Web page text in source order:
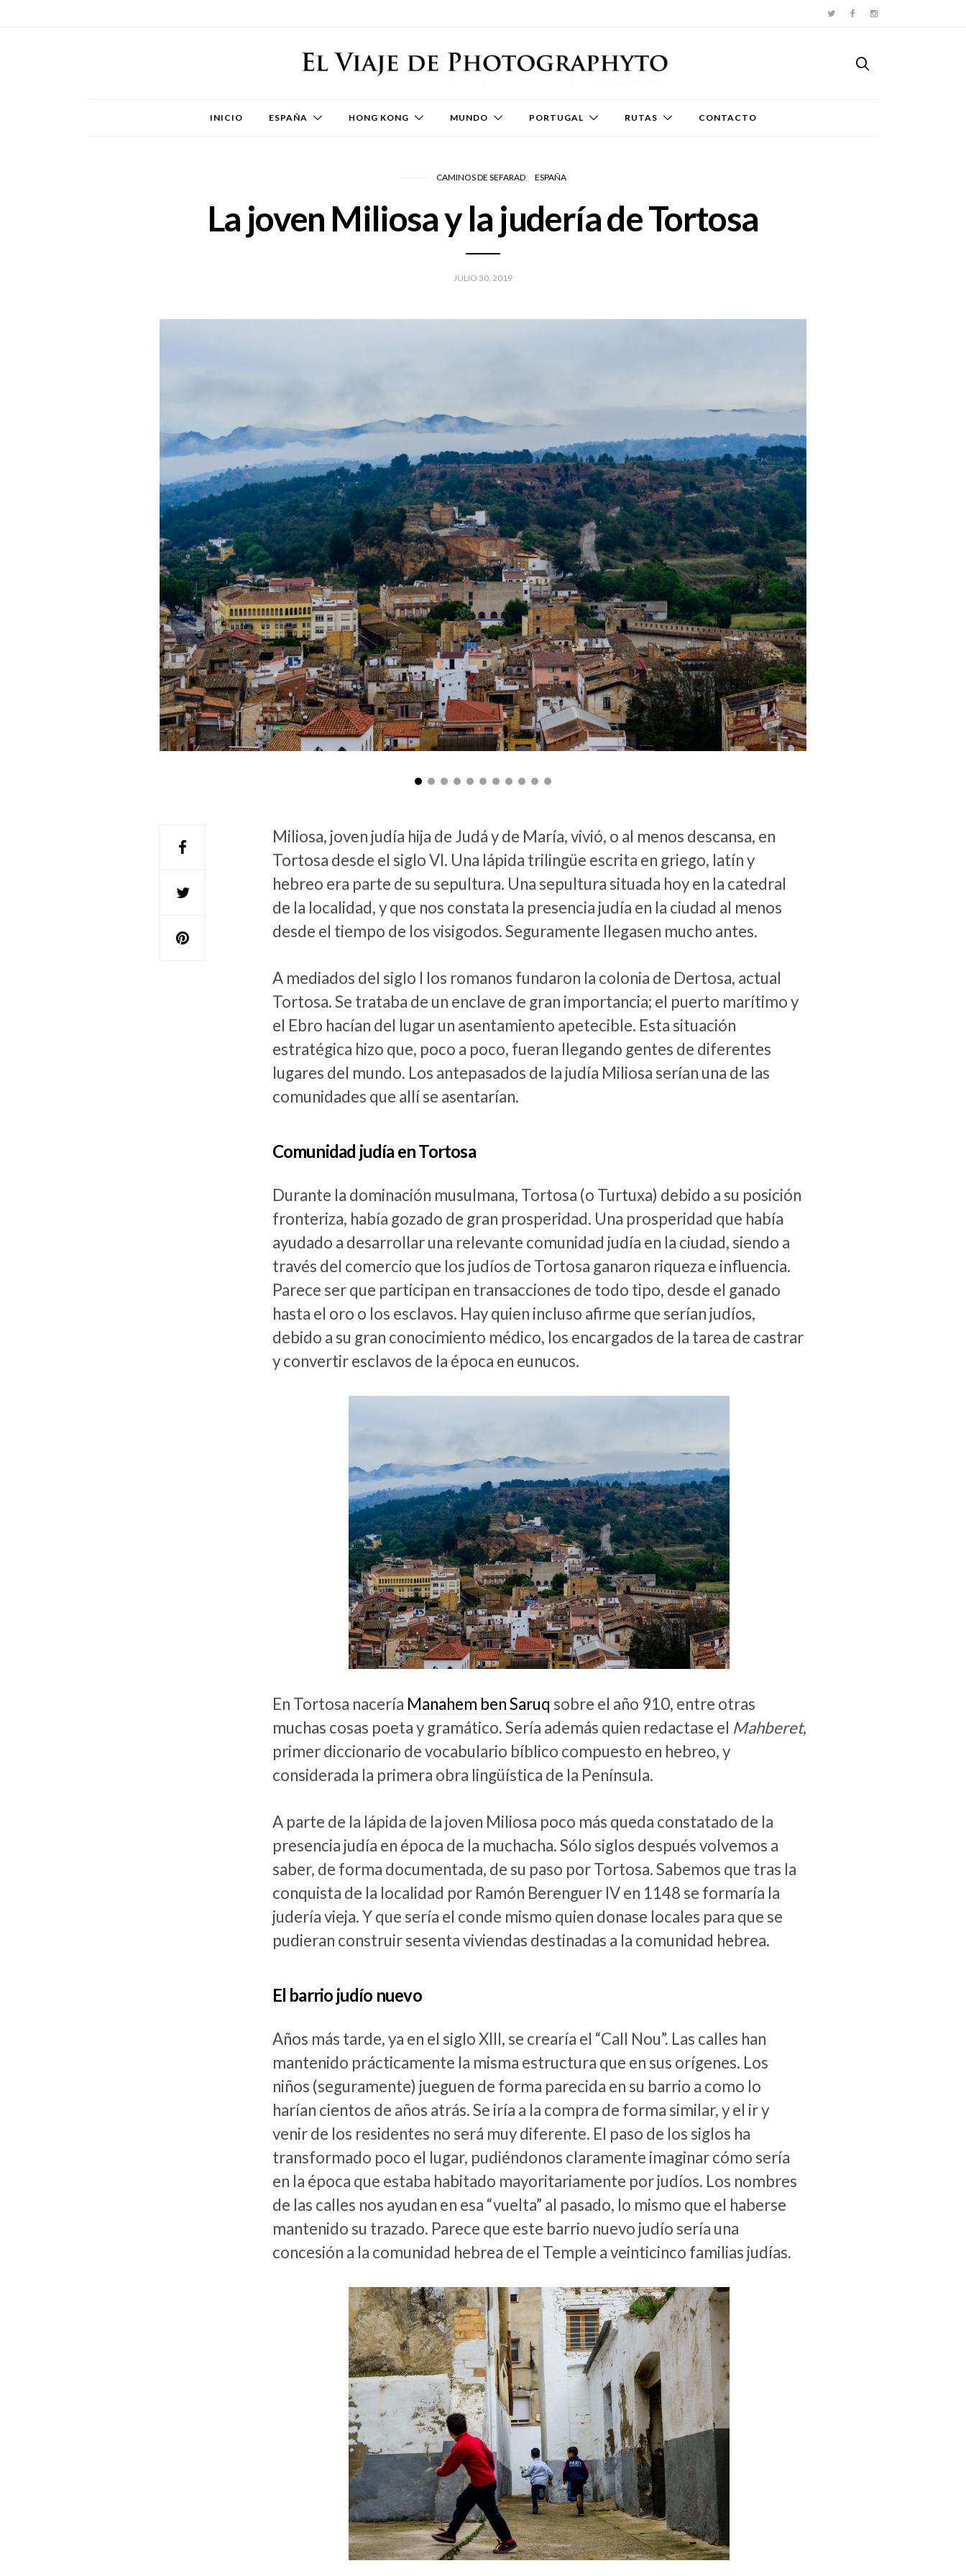
INICIO ESPAÑA HONG KONG MUNDO PORTUGAL RUTAS CONTACTO
CAMINOS DE SEFARAD ESPAÑA
La joven Miliosa y la judería de Tortosa
JULIO 30, 2019
Miliosa, joven judía hija de Judá y de María, vivió, o al menos descansa, en
Tortosa desde el siglo VI. Una lápida trilingüe escrita en griego, latín y
hebreo era parte de su sepultura. Una sepultura situada hoy en la catedral
de la localidad, y que nos constata la presencia judía en la ciudad al menos
desde el tiempo de los visigodos. Seguramente llegasen mucho antes.
A mediados del siglo I los romanos fundaron la colonia de Dertosa, actual
Tortosa. Se trataba de un enclave de gran importancia; el puerto marítimo y
el Ebro hacían del lugar un asentamiento apetecible. Esta situación
estratégica hizo que, poco a poco, fueran llegando gentes de diferentes
lugares del mundo. Los antepasados de la judía Miliosa serían una de las
comunidades que allí se asentarían.
Comunidad judía en Tortosa
Durante la dominación musulmana, Tortosa (o Turtuxa) debido a su posición
fronteriza, había gozado de gran prosperidad. Una prosperidad que había
ayudado a desarrollar una relevante comunidad judía en la ciudad, siendo a
través del comercio que los judíos de Tortosa ganaron riqueza e influencia.
Parece ser que participan en transacciones de todo tipo, desde el ganado
hasta el oro o los esclavos. Hay quien incluso afirme que serían judíos,
debido a su gran conocimiento médico, los encargados de la tarea de castrar
y convertir esclavos de la época en eunucos.
En Tortosa nacería Manahem ben Saruq sobre el año 910, entre otras
muchas cosas poeta y gramático. Sería además quien redactase el Mahberet,
primer diccionario de vocabulario bíblico compuesto en hebreo, y
considerada la primera obra lingüística de la Península.
A parte de la lápida de la joven Miliosa poco más queda constatado de la
presencia judía en época de la muchacha. Sólo siglos después volvemos a
saber, de forma documentada, de su paso por Tortosa. Sabemos que tras la
conquista de la localidad por Ramón Berenguer IV en 1148 se formaría la
judería vieja. Y que sería el conde mismo quien donase locales para que se
pudieran construir sesenta viviendas destinadas a la comunidad hebrea.
El barrio judío nuevo
Años más tarde, ya en el siglo XIII, se crearía el “Call Nou”. Las calles han
mantenido prácticamente la misma estructura que en sus orígenes. Los
niños (seguramente) jueguen de forma parecida en su barrio a como lo
harían cientos de años atrás. Se iría a la compra de forma similar, y el ir y
venir de los residentes no será muy diferente. El paso de los siglos ha
transformado poco el lugar, pudiéndonos claramente imaginar cómo sería
en la época que estaba habitado mayoritariamente por judíos. Los nombres
de las calles nos ayudan en esa “vuelta” al pasado, lo mismo que el haberse
mantenido su trazado. Parece que este barrio nuevo judío sería una
concesión a la comunidad hebrea de el Temple a veinticinco familias judías.